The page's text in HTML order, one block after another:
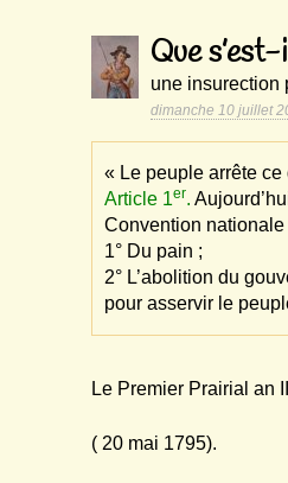
Que
une insurection
dimanche 10 juillet
« Le peuple arrête ce
Article 1er.
Convention
1° Du pain ;
2° L’abolition du
pour asservir le
Le Premier Prairial an
( 20 mai 1795).